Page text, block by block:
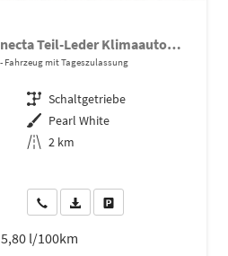
1.0 DIG-T 114PS N-Connecta Teil-Leder Klimaautomatik PDC v+h Rückf.Kamera Bluetooth Touchscreen Apple CarPlay Android Auto 17"LM
Fahrzeug mit Tageszulassung
Getriebe Schaltgetriebe
Außenfarbe Pearl White
Kilometerstand 2 km
Wir rufen Sie anPDF-Datei, Fahrzeugexposé
5,80 l/100km